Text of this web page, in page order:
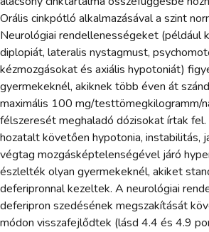
Orális cinkpótló alkalmazásával a szint
Neurológiai rendellenességeket (például
diplopiát, lateralis nystagmust,
kézmozgásokat és axiális hypotoniát)
gyermekeknél, akiknek több éven át
maximális 100 mg/testtömegkilogramm/
félszeresét meghaladó dózisokat írtak
hozatalt követően hypotonia, instabilitás,
végtag mozgásképtelenségével járó
észlelték olyan gyermekeknél, akiket
deferipronnal kezeltek. A neurológiai
deferipron szedésének megszakítását
módon visszafejlődtek (lásd 4.4 és 4.9